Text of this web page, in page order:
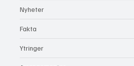
Nyheter
Fakta
Ytringer